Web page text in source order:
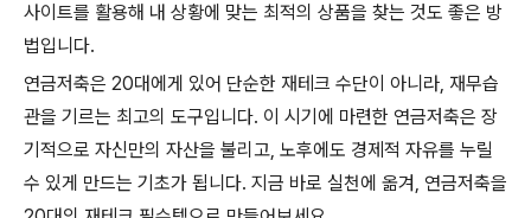
사이트를 활용해 내 상황에 맞는 최적의 상품을 찾는 것도 좋은 방
법입니다.
연금저축은 20대에게 있어 단순한 재테크 수단이 아니라, 재무습
관을 기르는 최고의 도구입니다. 이 시기에 마련한 연금저축은 장
기적으로 자신만의 자산을 불리고, 노후에도 경제적 자유를 누릴
수 있게 만드는 기초가 됩니다. 지금 바로 실천에 옮겨, 연금저축을